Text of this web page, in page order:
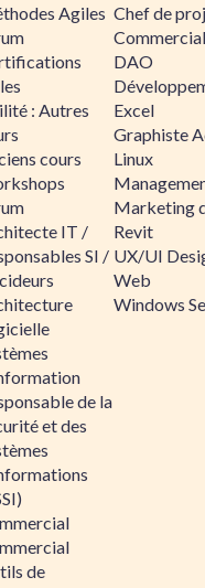
Agiles
: Autres
cours
IT /
SI /
de la
et des
de
Chef de
Commercial
DAO
Excel
Graphiste
Linux
Marketing
Revit
UX/UI
Web
Windows